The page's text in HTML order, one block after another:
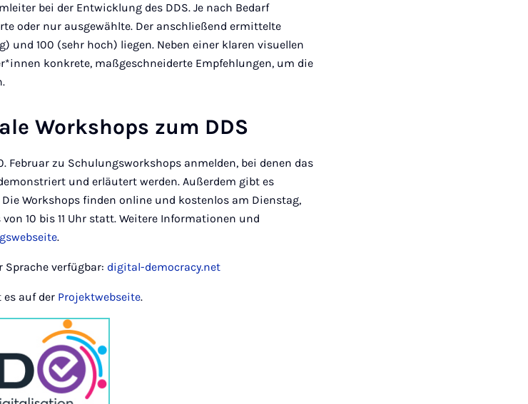
bei der Entwicklung des DDS. Je nach Bedarf
oder nur ausgewählte. Der anschließend ermittelte
und 100 (sehr hoch) liegen. Neben einer klaren visuellen
konkrete, maßgeschneiderte Empfehlungen, um die
Workshops zum DDS
zu Schulungsworkshops anmelden, bei denen das
und erläutert werden. Außerdem gibt es
Workshops finden online und kostenlos am Dienstag,
10 bis 11 Uhr statt. Weitere Informationen und
.
verfügbar: digital-democracy.net
es auf der Projektwebseite.